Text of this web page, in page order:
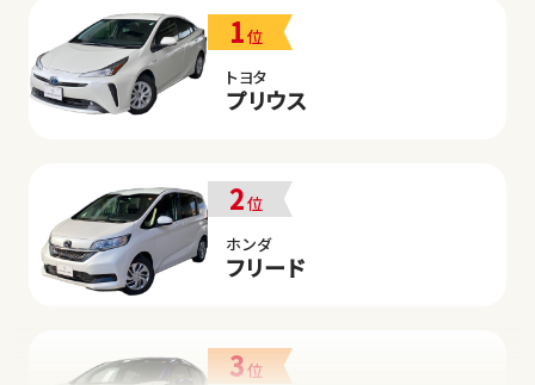
1位
トヨタ
プリウス
2位
ホンダ
フリード
3位